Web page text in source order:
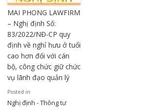
MAI PHONG LAWFIRM
– Nghị định Số:
83/2022/NĐ-CP quy
định về nghỉ hưu ở tuổi
cao hơn đối với cán
bộ, công chức giữ chức
vụ lãnh đạo quản lý
Posted in
Nghị định - Thông tư